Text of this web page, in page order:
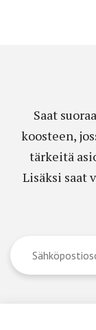
Saat
koosteen,
tärkeitä
Lisäksi saat